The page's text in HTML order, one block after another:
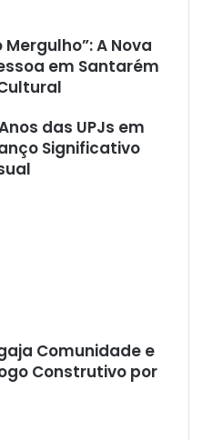
A Nova
em Santarém
das UPJs em
Significativo
Comunidade e
Construtivo por